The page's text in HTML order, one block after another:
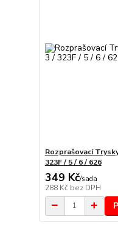
Rozprašovací
323F / 5 / 6 / 626
349 Kč/sada
288 Kč bez DPH